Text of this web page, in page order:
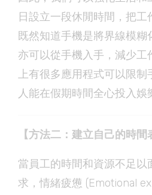
日設立一段休閒時間，把
既然知道手機是將界線模糊
亦可以從手機入手，減少工
上有很多應用程式可以限
人能在假期時間全心投入娛
【方法二：建立自己的時間
當員工的時間和資源不足以
求，情緒疲憊 (Emotional